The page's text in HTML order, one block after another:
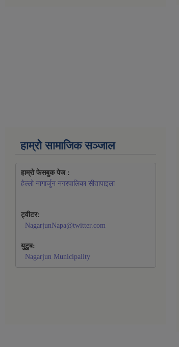
हाम्रो सामाजिक सञ्जाल
हाम्रो फेसबुक पेज :
हेल्लो नागार्जुन नगरपालिका सीतापाइला
ट्वीटर:
NagarjunNapa@twitter.com
युटुब:
Nagarjun Municipality